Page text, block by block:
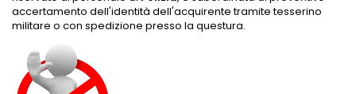
accertamento dell'identità dell'acquirente tramite tesserino
militare o con spedizione presso la questura.